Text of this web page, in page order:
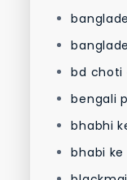
bd choti
bengali
bhabhi
bhabi